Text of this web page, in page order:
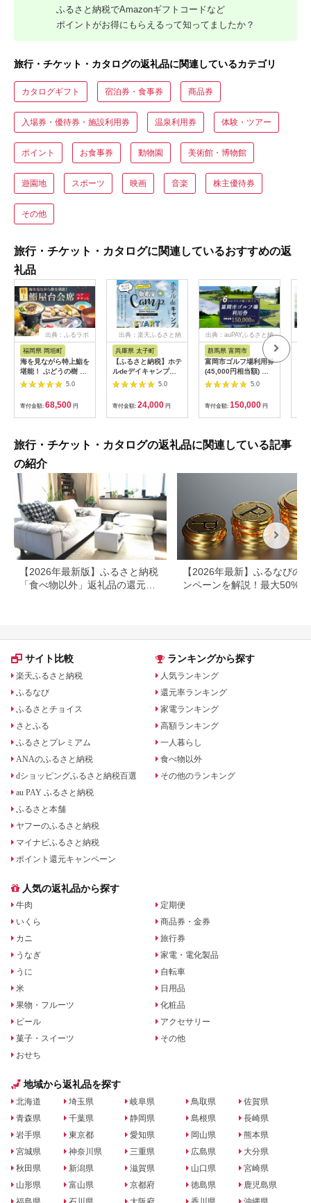
ふるさと納税でAmazonギフトコードなど
ポイントがお得にもらえるって知ってましたか？
旅行・チケット・カタログの返礼品に関連しているカテゴリ
カタログギフト 宿泊券・食事券 商品券
入場券・優待券・施設利用券 温泉利用券 体験・ツアー
ポイント お食事券 動物園 美術館・博物館
遊園地 スポーツ 映画 音楽 株主優待券
その他
旅行・チケット・カタログに関連しているおすすめの返
礼品
出典：ふるラボ
福岡県 岡垣町
海を見ながら特上鮨を
堪能！ ぶどうの樹 鮨
屋台ペア お食事券 海
福岡県 岡垣町
5.0
寄付金額: 68,500 円
出典：楽天ふるさと納
兵庫県 太子町
【ふるさと納税】ホテ
ルdeデイキャンプ体
験チケット
5.0
寄付金額: 24,000 円
出典：auPAYふるさと納
群馬県 富岡市
富岡市ゴルフ場利用券
(45,000円相当額) ゴ
ルフ チケット 平日 土
群馬県 首都圏 F20E-
382
5.0
寄付金額: 150,000 円
旅行・チケット・カタログの返礼品に関連している記事
の紹介
【2026年最新版】ふるさと納税
「食べ物以外」返礼品の還元率
【2026年最新】ふるなびの
ンペーンを解説！最大50%還
サイト比較
楽天ふるさと納税
ふるなび
ふるさとチョイス
さとふる
ふるさとプレミアム
ANAのふるさと納税
dショッピングふるさと納税百選
au PAY ふるさと納税
ふるさと本舗
ヤフーのふるさと納税
マイナビふるさと納税
ポイント還元キャンペーン
ランキングから探す
人気ランキング
還元率ランキング
家電ランキング
高額ランキング
一人暮らし
食べ物以外
その他のランキング
人気の返礼品から探す
牛肉
いくら
カニ
うなぎ
うに
米
果物・フルーツ
ビール
菓子・スイーツ
おせち
定期便
商品券・金券
旅行券
家電・電化製品
自転車
日用品
化粧品
アクセサリー
その他
地域から返礼品を探す
北海道
青森県
岩手県
宮城県
秋田県
山形県
埼玉県
千葉県
東京都
神奈川県
新潟県
富山県
岐阜県
静岡県
愛知県
三重県
滋賀県
京都府
鳥取県
島根県
岡山県
広島県
山口県
徳島県
佐賀県
長崎県
熊本県
大分県
宮崎県
鹿児島県